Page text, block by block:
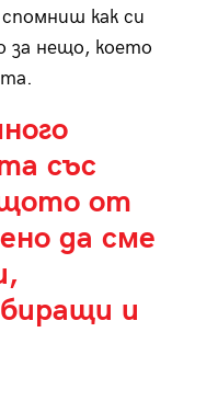
как си
за нещо, което
със
от
да сме
и